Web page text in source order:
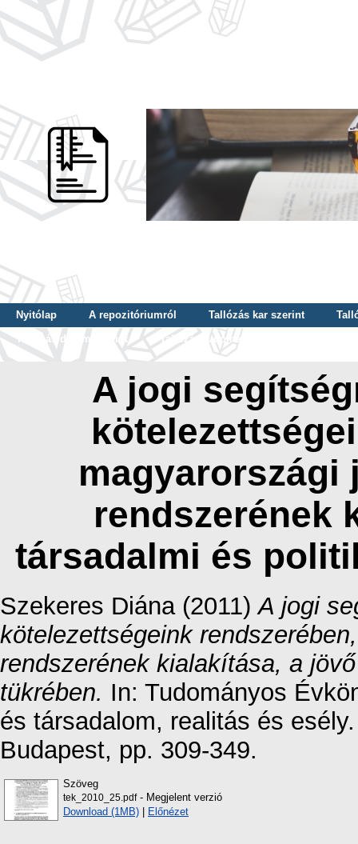
Nyitólap A repozitóriumról Tallózás kar szerint
Tallózás dátum szerint
Tallózás tudományterület szerint
A jogi
magyarországi
rendszerének
társadalmi és
Szekeres Diána(2011)A jogi
kötelezettségeink
rendszerének kialakítása, a
tükrében. In: Tudományos
és társadalom, realitás és
Budapest, pp. 309-349.
Szöveg
tek_2010_25.pdf- Megjelent verzió
Download (1MB) | Előnézet